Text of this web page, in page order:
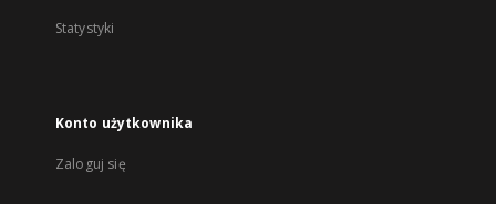
Statystyki
Konto użytkownika
Zaloguj się